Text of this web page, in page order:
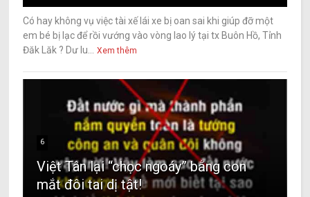
Có hay không vụ việc tài xế lái xe bị oan sai khi giúp đỡ một
em bé bị lạc để rồi vướng vào vòng lao lý tại tx Buôn Hồ, Tỉnh
Đăk Lăk ? Dư lu... Xem thêm
6
Việt Tân lại “chọc ngoáy” bằng con
mắt đôi tai dị tật!